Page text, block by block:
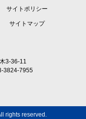
サイトポリシー
サイトマップ
3-36-11
3824-7955
rights reserved.